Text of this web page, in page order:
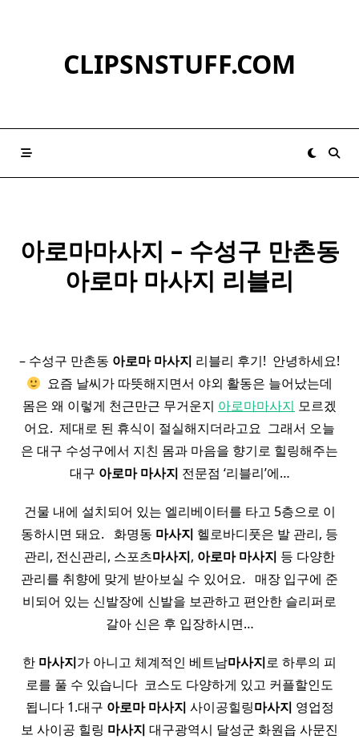
CLIPSNSTUFF.COM
아로마마사지 – 수성구 만촌동
아로마 마사지 리블리
– 수성구 만촌동 아로마 마사지 리블리 후기! ​ 안녕하세요!
​ 요즘 날씨가 따뜻해지면서 야외 활동은 늘어났는데
몸은 왜 이렇게 천근만근 무거운지 아로마마사지 모르겠
어요. ​ 제대로 된 휴식이 절실해지더라고요 ​ 그래서 오늘
은 대구 수성구에서 지친 몸과 마음을 향기로 힐링해주는
대구 아로마 마사지 전문점 ‘리블리’에…
건물 내에 설치되어 있는 엘리베이터를 타고 5층으로 이
동하시면 돼요. ​ ​ 화명동 마사지 헬로바디풋은 발 관리, 등
관리, 전신관리, 스포츠마사지, 아로마 마사지 등 다양한
관리를 취향에 맞게 받아보실 수 있어요. ​ ​ 매장 입구에 준
비되어 있는 신발장에 신발을 보관하고 편안한 슬리퍼로
갈아 신은 후 입장하시면…
한 마사지가 아니고 체계적인 베트남마사지로 하루의 피
로를 풀 수 있습니다 ​ 코스도 다양하게 있고 커플할인도
됩니다 1.대구 아로마 마사지 사이공힐링마사지 영업정
보 사이공 힐링 마사지 대구광역시 달성군 화원읍 사문진